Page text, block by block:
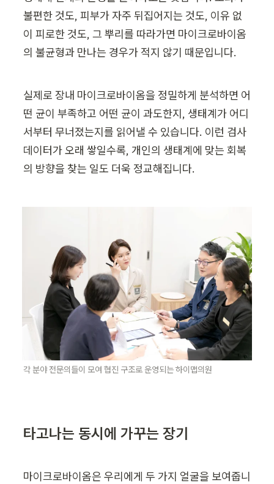
불편한 것도, 피부가 자주 뒤집어지는 것도, 이유 없
이 피로한 것도, 그 뿌리를 따라가면 마이크로바이옴
의 불균형과 만나는 경우가 적지 않기 때문입니다.
실제로 장내 마이크로바이옴을 정밀하게 분석하면 어
떤 균이 부족하고 어떤 균이 과도한지, 생태계가 어디
서부터 무너졌는지를 읽어낼 수 있습니다. 이런 검사
데이터가 오래 쌓일수록, 개인의 생태계에 맞는 회복
의 방향을 찾는 일도 더욱 정교해집니다.
각 분야 전문의들이 모여 협진 구조로 운영되는 하이맵의원
타고나는 동시에 가꾸는 장기
마이크로바이옴은 우리에게 두 가지 얼굴을 보여줍니